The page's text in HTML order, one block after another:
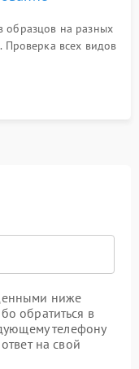
образцов на разных
Проверка всех видов
петли и намотчика
и отсутствия
ниже
обратиться в
телефону
на свой